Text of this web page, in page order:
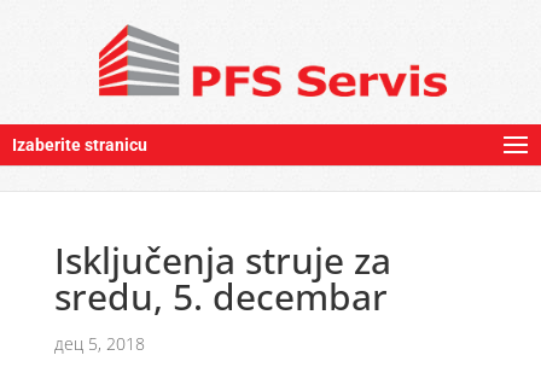
Izaberite stranicu
Isključenja struje za
sredu, 5. decembar
дец 5, 2018